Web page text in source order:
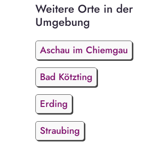
Weitere Orte in der
Umgebung
Aschau im Chiemgau
Bad Kötzting
Erding
Straubing